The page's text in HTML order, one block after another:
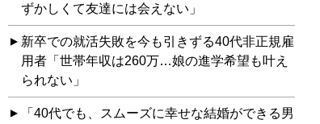
ずかしくて友達には会えない」
新卒での就活失敗を今も引きずる40代非正規雇
用者「世帯年収は260万…娘の進学希望も叶え
られない」
「40代でも、スムーズに幸せな結婚ができる男